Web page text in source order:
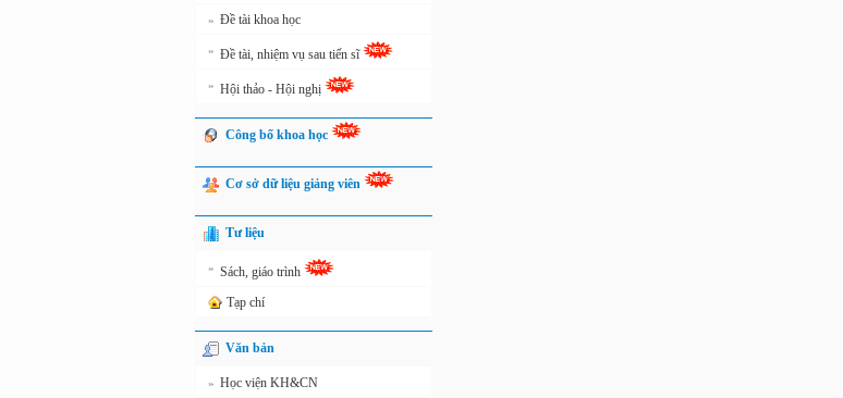
» Đề tài khoa học
» Đề tài, nhiệm vụ sau tiến sĩ
» Hội thảo - Hội nghị
Công bố khoa học
Cơ sở dữ liệu giảng viên
Tư liệu
» Sách, giáo trình
Tạp chí
Văn bản
» Học viện KH&CN